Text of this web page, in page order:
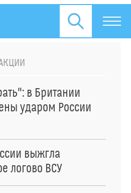
НА УКРАИНЕ
в Британии
ударом России
выжгла
логово ВСУ